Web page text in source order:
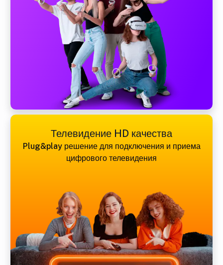
Телевидение HD качества
Plug&play решение для подключения и приема
цифрового телевидения